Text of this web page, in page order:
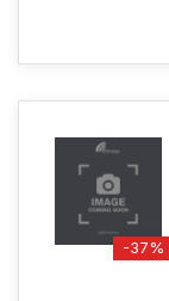
-37%